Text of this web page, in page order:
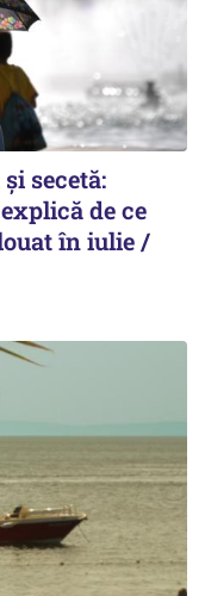
secetă:
de ce
în iulie /